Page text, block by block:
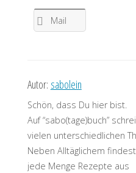
Mail
Autor: sabolein
Schön, dass Du hier bist.
Auf “sabo(tage)buch”
vielen unterschiedlichen
Neben Alltäglichem
jede Menge Rezepte aus